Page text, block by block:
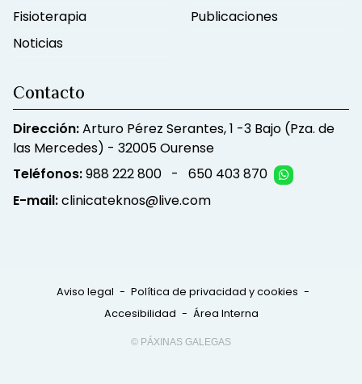
Fisioterapia
Publicaciones
Noticias
Contacto
Dirección:Arturo Pérez Serantes, 1 -3 Bajo (Pza. de
las Mercedes) - 32005 Ourense
Teléfonos:988 222 800 -
650 403 870
E-mail:clinicateknos@live.com
Aviso legal - Política de privacidad y cookies -
Accesibilidad - Área Interna
© PÁXINAS GALEGAS